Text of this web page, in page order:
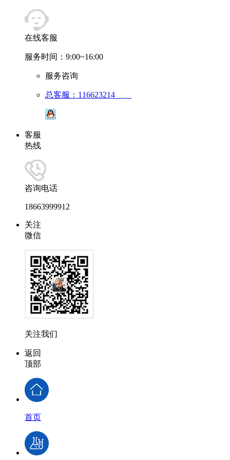
在线客服
服务时间：9:00~16:00
服务咨询
总客服：116623214
客服
热线
咨询电话
18663999912
关注
微信
关注我们
返回
顶部
首页